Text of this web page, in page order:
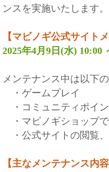
ンスを実施いたします。
【マビノギ公式サイト
2025年4月9日(水) 10:00
メンテナンス中は以下
・ゲームプレイ
・コミュニティポイ
・マビノギショップ
・公式サイトの閲覧
【主なメンテナンス内